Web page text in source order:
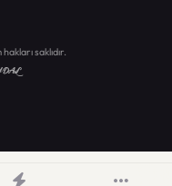
saklıdır.